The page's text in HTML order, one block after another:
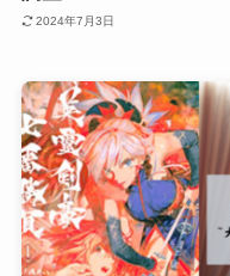
2024年7月3日